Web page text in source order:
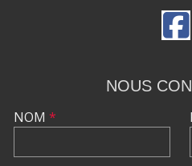
NOUS
NOM *